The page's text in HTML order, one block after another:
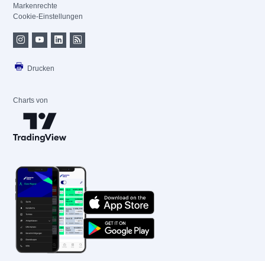
Markenrechte
Cookie-Einstellungen
Drucken
Charts von